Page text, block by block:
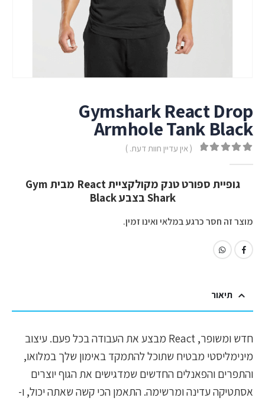
Gymshark React Drop
Armhole Tank Black
( אין עדיין חוות דעת. )
גופיית ספורט טנק מקולקציית React מבית Gym
Shark בצבע Black
מוצר זה חסר כרגע במלאי ואינו זמין.
תיאור
חדש ומשופר, React מבצע את העבודה בכל פעם. עיצוב
מינימליסטי מבטיח שתוכל להתמקד באימון שלך במלואו,
והתפרים והפאנלים החדשים שמדגישים את הגוף יוצרים
אסתטיקה עדינה ומרשימה. התאמן הכי קשה שאתה יכול, ו-